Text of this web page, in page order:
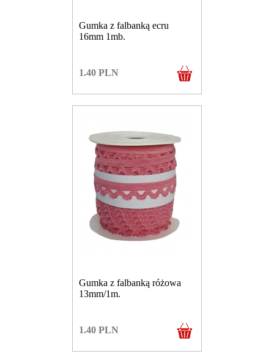
Gumka z falbanką ecru
16mm 1mb.
1.40 PLN
Gumka z falbanką różowa
13mm/1m.
1.40 PLN